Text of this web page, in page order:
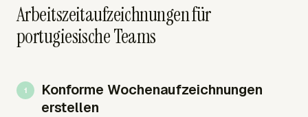
Arbeitszeitaufzeichnungen für
portugiesische Teams
Konforme Wochenaufzeichnungen
erstellen